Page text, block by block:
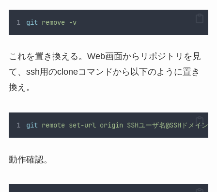
git remove -v
これを置き換える。Web画面からリポジトリを見
て、ssh用のcloneコマンドから以下のように置き
換え。
git remote set-url origin SSHユーザ名@SSHドメイ
動作確認。